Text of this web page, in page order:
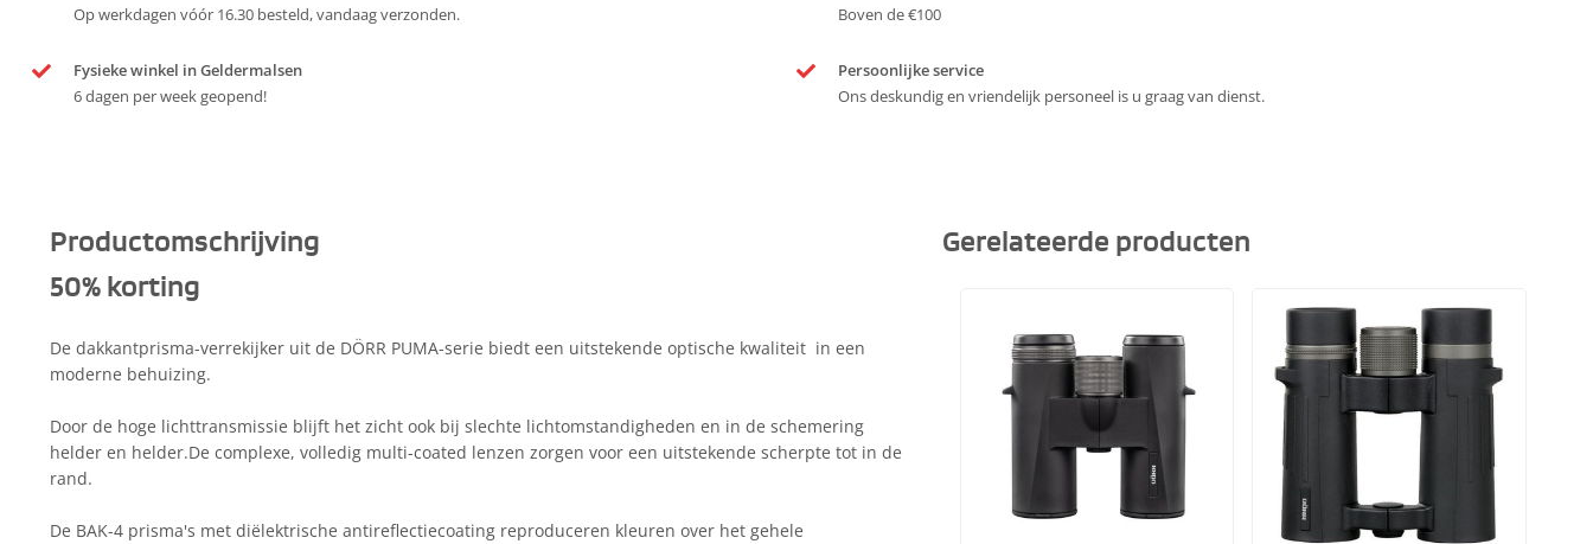
Op werkdagen vóór 16.30 besteld, vandaag verzonden.
Boven de €100
Fysieke winkel in Geldermalsen
6 dagen per week geopend!
Persoonlijke service
Ons deskundig en vriendelijk personeel is u graag van dienst.
Productomschrijving
50% korting
De dakkantprisma-verrekijker uit de DÖRR PUMA-serie biedt een uitstekende optische kwaliteit in een
moderne behuizing.
Door de hoge lichttransmissie blijft het zicht ook bij slechte lichtomstandigheden en in de schemering
helder en helder.De complexe, volledig multi-coated lenzen zorgen voor een uitstekende scherpte tot in de
rand.
De BAK-4 prisma's met diëlektrische antireflectiecoating reproduceren kleuren over het gehele
Gerelateerde producten